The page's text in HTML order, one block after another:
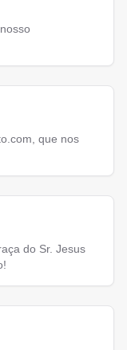
que nos
do Sr. Jesus